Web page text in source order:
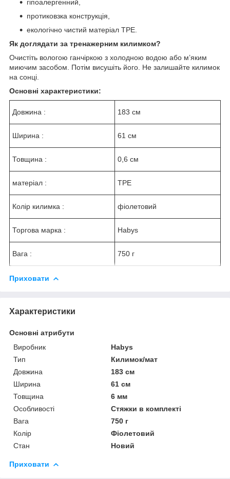
гіпоалергенний,
протиковзка конструкція,
екологічно чистий матеріал TPE.
Як доглядати за тренажерним килимком?
Очистіть вологою ганчіркою з холодною водою або м’яким
миючим засобом. Потім висушіть його. Не залишайте килимок
на сонці.
Основні характеристики:
Довжина : 183 см
Ширина : 61 см
Товщина : 0,6 см
матеріал : TPE
Колір килимка : фіолетовий
Торгова марка : Habys
Вага : 750 г
Приховати
Характеристики
Основні атрибути
Виробник
Habys
Тип
Килимок/мат
Довжина
183 см
Ширина
61 см
Товщина
6 мм
Особливості
Стяжки в комплекті
Вага
750 г
Колір
Фіолетовий
Стан
Новий
Приховати